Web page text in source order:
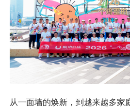
从一面墙的焕新，到越来越多家